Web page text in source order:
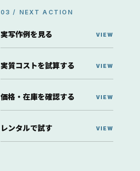
03 / NEXT ACTION
実写作例を見る
実質コストを試算する
価格・在庫を確認する
レンタルで試す